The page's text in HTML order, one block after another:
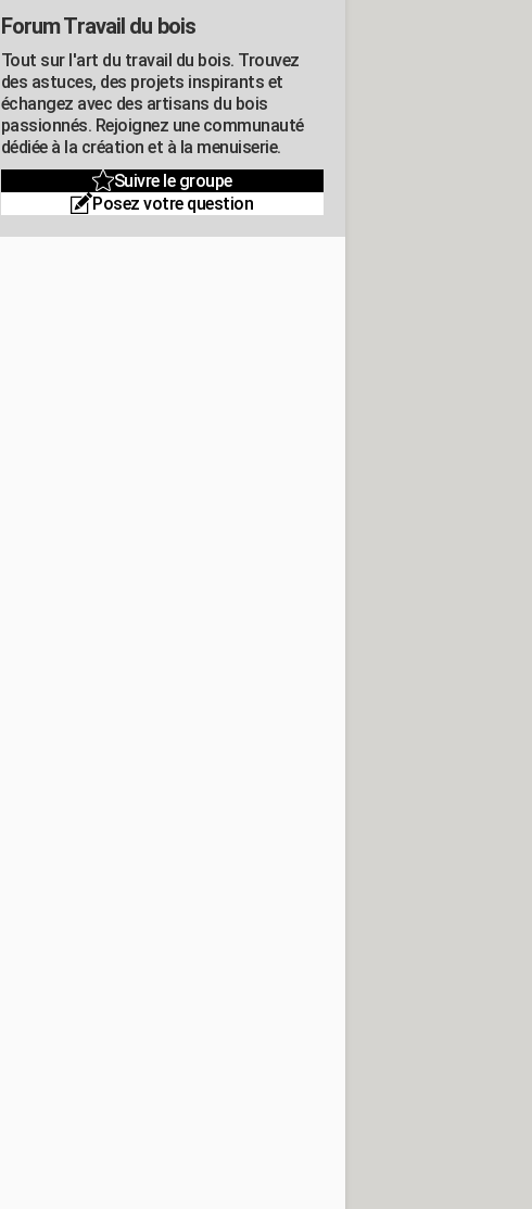
Forum Travail du bois
Tout sur l'art du travail du bois. Trouvez
des astuces, des projets inspirants et
échangez avec des artisans du bois
passionnés. Rejoignez une communauté
dédiée à la création et à la menuiserie.
Suivre le groupe
Posez votre question